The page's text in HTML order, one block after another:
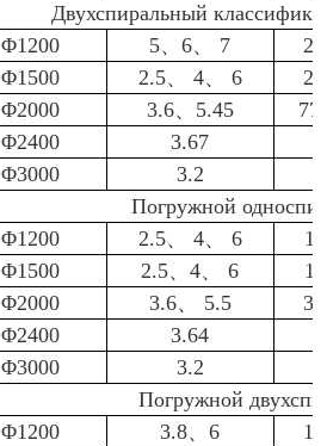
Двухспиральный
Φ1200 5、6、 7
Φ1500 2.5、 4、 6
Φ2000 3.6、5.45
Φ2400 3.67
Φ3000 3.2
Погружной
Φ1200 2.5、 4、 6
Φ1500 2.5、4、 6
Φ2000 3.6、 5.5
Φ2400
3.64
Φ3000 3.2
Погружной
Φ1200 3.8、6